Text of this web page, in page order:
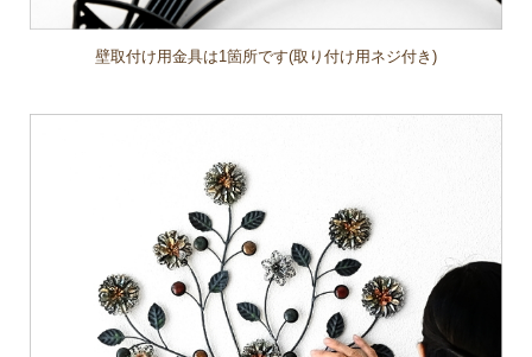
壁取付け用金具は1箇所です(取り付け用ネジ付き)